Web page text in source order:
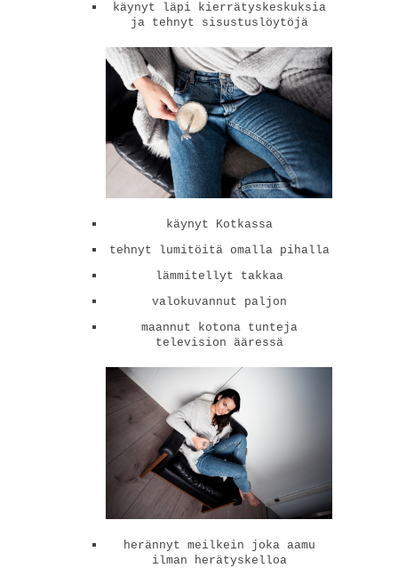
käynyt läpi kierrätyskeskuksia
ja tehnyt sisustuslöytöjä
käynyt Kotkassa
tehnyt lumitöitä omalla pihalla
lämmitellyt takkaa
valokuvannut paljon
maannut kotona tunteja
television ääressä
herännyt meilkein joka aamu
ilman herätyskelloa